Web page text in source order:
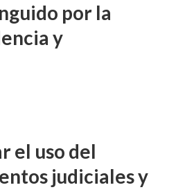
por la
y
el uso del
judiciales y